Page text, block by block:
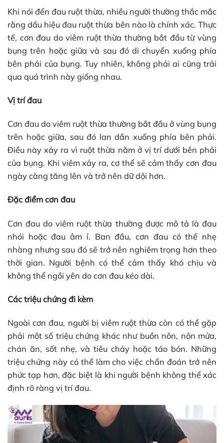
Khi nói đến đau ruột thừa, nhiều người thường thắc mắc
rằng dấu hiệu đau ruột thừa bên nào là chính xác. Thực
tế, cơn đau do viêm ruột thừa thường bắt đầu từ vùng
bụng trên hoặc giữa và sau đó di chuyển xuống phía
bên phải của bụng. Tuy nhiên, không phải ai cũng trải
qua quá trình này giống nhau.
Vị trí đau
Cơn đau do viêm ruột thừa thường bắt đầu ở vùng bụng
trên hoặc giữa, sau đó lan dần xuống phía bên phải.
Điều này xảy ra vì ruột thừa nằm ở vị trí dưới bên phải
của bụng. Khi viêm xảy ra, cơ thể sẽ cảm thấy cơn đau
ngày càng tăng lên và trở nên dữ dội hơn.
Đặc điểm cơn đau
Cơn đau do viêm ruột thừa thường được mô tả là đau
nhói hoặc đau âm ỉ. Ban đầu, cơn đau có thể nhẹ
nhàng nhưng sau đó sẽ trở nên nghiêm trọng hơn theo
thời gian. Người bệnh có thể cảm thấy khó chịu và
không thể ngồi yên do cơn đau kéo dài.
Các triệu chứng đi kèm
Ngoài cơn đau, người bị viêm ruột thừa còn có thể gặp
phải một số triệu chứng khác như buồn nôn, nôn mửa,
chán ăn, sốt nhẹ, và tiêu chảy hoặc táo bón. Những
triệu chứng này có thể làm cho việc chẩn đoán trở nên
phức tạp hơn, đặc biệt là khi người bệnh không thể xác
định rõ ràng vị trí đau.